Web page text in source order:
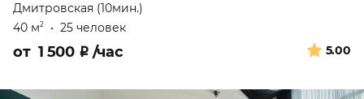
Дмитровская (10мин.)
40 м2 • 25 человек
5.00
от 1 500 ₽ /час